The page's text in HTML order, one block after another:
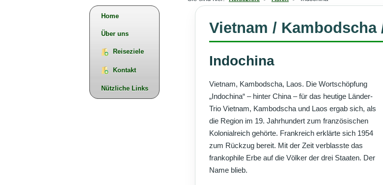
Home
Über uns
Reiseziele
Kontakt
Nützliche Links
Vietnam / Kambodscha
Indochina
Vietnam, Kambodscha, Laos. Die Wortschöpfung
„Indochina“ – hinter China – für das heutige Länder-
Trio Vietnam, Kambodscha und Laos ergab sich, als
die Region im 19. Jahrhundert zum französischen
Kolonialreich gehörte. Frankreich erklärte sich 1954
zum Rückzug bereit. Mit der Zeit verblasste das
frankophile Erbe auf die Völker der drei Staaten. Der
Name blieb.